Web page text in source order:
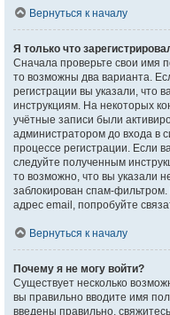
Вернуться к началу
Я только что
Сначала проверьте свои имя
то возможны два варианта.
регистрации вы указали, что
инструкциям. На некоторых
учётные записи были
администратором до входа в
процессе регистрации. Если
следуйте полученным
то возможно, что вы указали
заблокирован спам-
адрес email, попробуйте
Вернуться к началу
Почему я не могу войти?
Существует несколько
вы правильно вводите имя
введены правильно,